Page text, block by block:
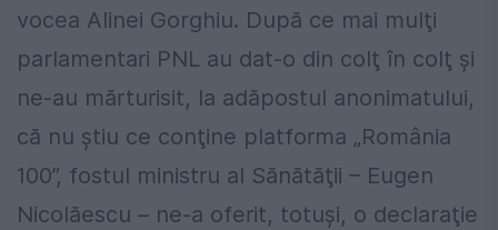
vocea Alinei Gorghiu. După ce mai mulţi
parlamentari PNL au dat-o din colţ în colţ şi
ne-au mărturisit, la adăpostul anonimatului,
că nu ştiu ce conţine platforma „România
100”, fostul ministru al Sănătăţii – Eugen
Nicolăescu – ne-a oferit, totuşi, o declaraţie